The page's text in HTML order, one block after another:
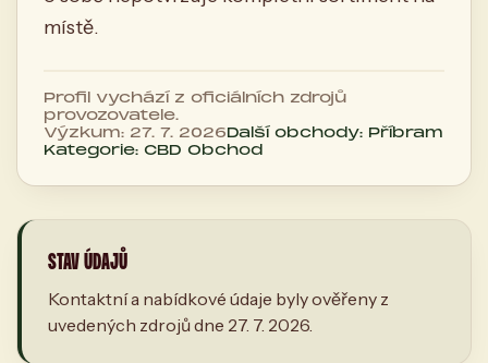
místě.
Profil vychází z oficiálních zdrojů
provozovatele.
Výzkum: 27. 7. 2026Další obchody: Příbram
Kategorie: CBD Obchod
STAV ÚDAJŮ
Kontaktní a nabídkové údaje byly ověřeny z
uvedených zdrojů dne 27. 7. 2026.